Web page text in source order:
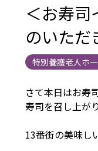
＜お寿司
のいただ
特別養護老人ホ
さて本日はお寿
寿司を召し上が
13番街の美味し